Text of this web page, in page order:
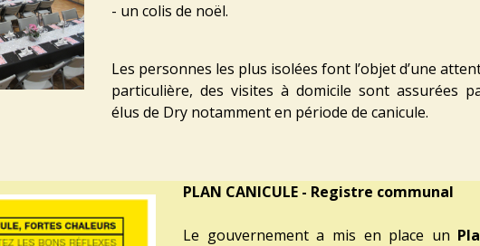
- un colis de noël.
Les personnes les plus isolées font l’objet d’une
particulière, des visites à domicile sont assurées
élus de Dry notamment en période de canicule.
PLAN CANICULE - Registre communal
Le gouvernement a mis en place un